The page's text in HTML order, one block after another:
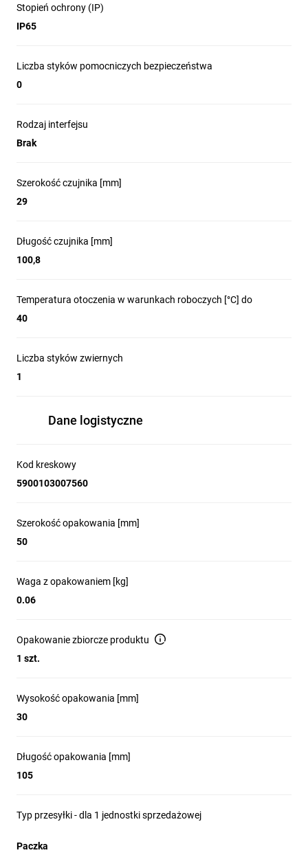
Stopień ochrony (IP)
IP65
Liczba styków pomocniczych bezpieczeństwa
0
Rodzaj interfejsu
Brak
Szerokość czujnika [mm]
29
Długość czujnika [mm]
100,8
Temperatura otoczenia w warunkach roboczych [°C] do
40
Liczba styków zwiernych
1
Dane logistyczne
Kod kreskowy
5900103007560
Szerokość opakowania [mm]
50
Waga z opakowaniem [kg]
0.06
Opakowanie zbiorcze produktu
1 szt.
Wysokość opakowania [mm]
30
Długość opakowania [mm]
105
Typ przesyłki - dla 1 jednostki sprzedażowej
Paczka